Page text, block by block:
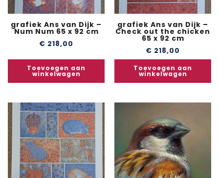
grafiek Ans van Dijk –
Num Num 65 x 92 cm
€ 218,00
Toevoegen aan
winkelwagen
grafiek Ans van Dijk –
Check out the chicken
65 x 92 cm
€ 218,00
Toevoegen aan
winkelwagen